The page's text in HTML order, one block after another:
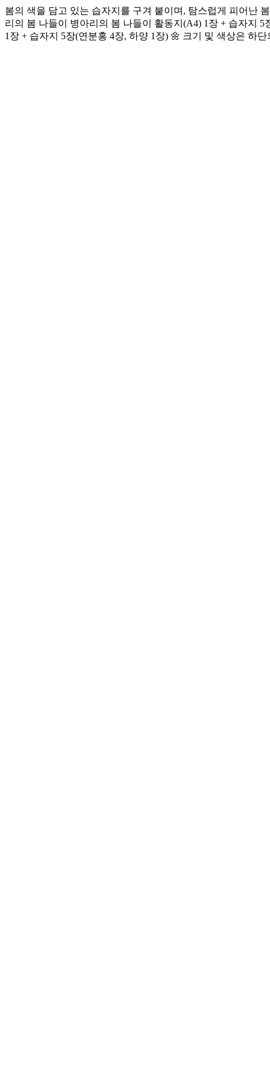
봄의 색을 담고 있는 습자지를 구겨 붙이며, 탐스럽게 피어난
리의 봄 나들이 병아리의 봄 나들이 활동지(A4) 1장 + 습자지
1장 + 습자지 5장(연분홍 4장, 하양 1장) 🌼 크기 및 색상은 하